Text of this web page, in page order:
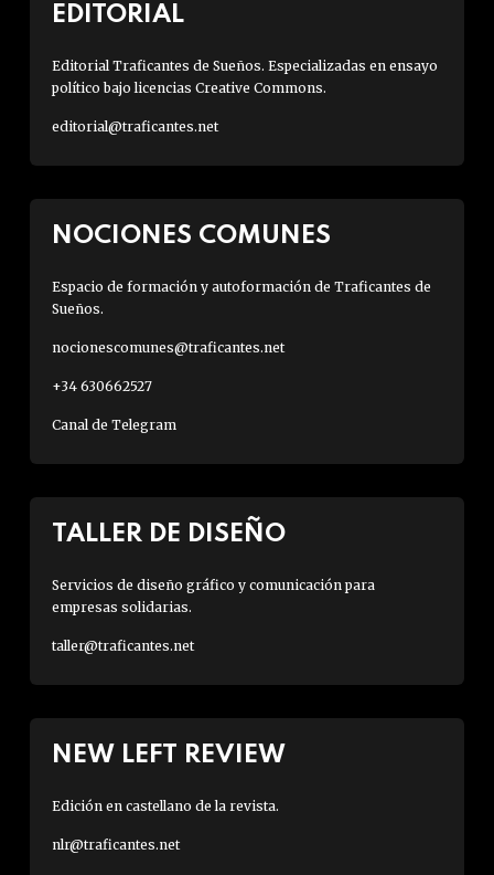
EDITORIAL
Editorial Traficantes de Sueños. Especializadas en ensayo
político bajo licencias Creative Commons.
editorial@traficantes.net
NOCIONES COMUNES
Espacio de formación y autoformación de Traficantes de
Sueños.
nocionescomunes@traficantes.net
+34 630662527
Canal de Telegram
TALLER DE DISEÑO
Servicios de diseño gráfico y comunicación para
empresas solidarias.
taller@traficantes.net
NEW LEFT REVIEW
Edición en castellano de la revista.
nlr@traficantes.net